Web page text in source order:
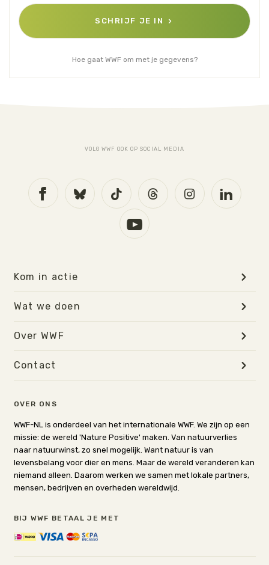
SCHRIJF JE IN
Hoe gaat WWF om met je gegevens?
VOLG WWF OOK OP SOCIAL MEDIA
OVER ONS
WWF-NL is onderdeel van het internationale WWF. We zijn op een
missie: de wereld 'Nature Positive' maken. Van natuurverlies
naar natuurwinst, zo snel mogelijk. Want natuur is van
levensbelang voor dier en mens. Maar de wereld veranderen kan
niemand alleen. Daarom werken we samen met lokale partners,
mensen, bedrijven en overheden wereldwijd.
BIJ WWF BETAAL JE MET
Kom in actie
Wat we doen
Over WWF
Contact